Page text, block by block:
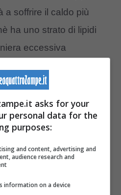
a soffrire il caldo più
ha uno strato di lipidi
eccessiva
comuni
e assicurandoti di
quotidiana di cibo al tuo
cane a tenersi in forma
esercizio fisico
asks for your
personal data for the
purposes:
and content, advertising and
audience research and
information on a device